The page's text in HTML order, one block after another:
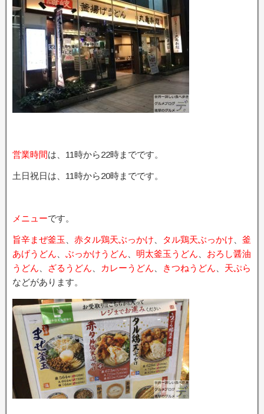
営業時間は、11時から22時までです。
土日祝日は、11時から20時までです。
メニューです。
旨辛まぜ釜玉 赤タル鶏天ぶっかけ タル鶏天ぶっかけ
釜
あげうどん
ぶっかけうどん 明太釜玉うどん
おろし醤油
うどん
ざるうどん カレーうどん きつねうどん
天ぷら
などがあります。